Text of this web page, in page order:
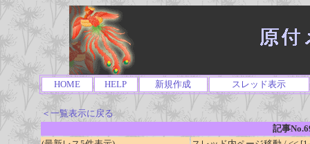
HOME HELP 新規作成 スレッド表示
＜一覧表示に戻る
記事